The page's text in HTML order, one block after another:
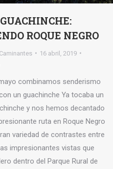
ROQUE NEGRO
Caminantes
16 abril, 2019
combinamos senderismo
un guachinche Ya tocaba un
y nos hemos decantado
ruta en Roque Negro
variedad de contrastes entre
impresionantes vistas que
dentro del Parque Rural de